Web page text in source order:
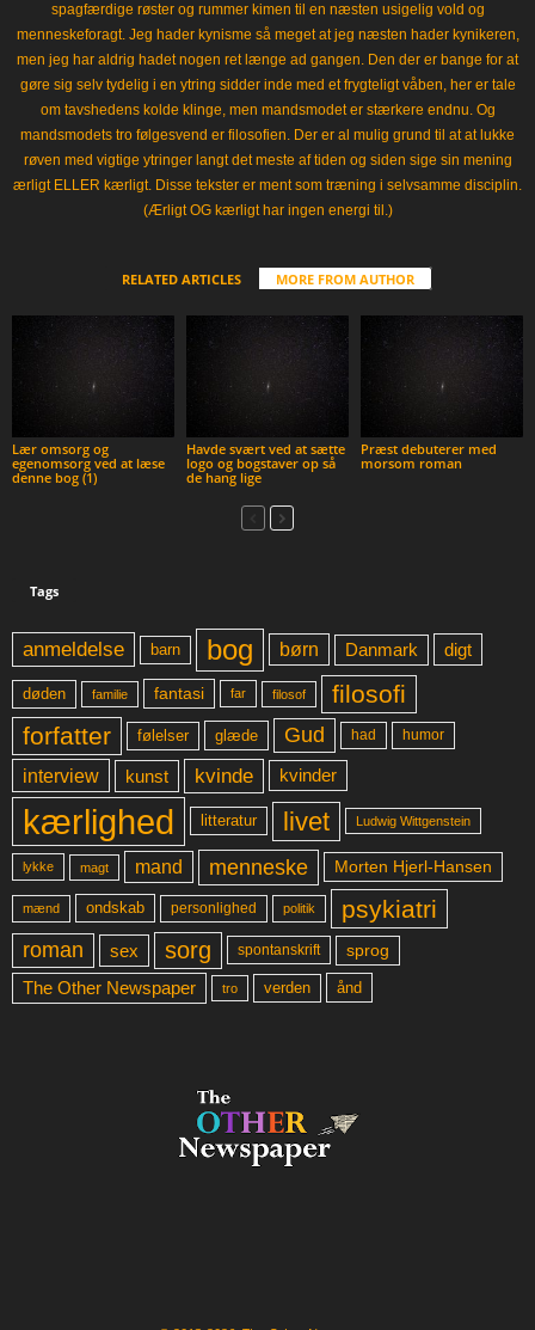
spagfærdige røster og rummer kimen til en næsten usigelig vold og
menneskeforagt. Jeg hader kynisme så meget at jeg næsten hader kynikeren,
men jeg har aldrig hadet nogen ret længe ad gangen. Den der er bange for at
gøre sig selv tydelig i en ytring sidder inde med et frygteligt våben, her er tale
om tavshedens kolde klinge, men mandsmodet er stærkere endnu. Og
mandsmodets tro følgesvend er filosofien. Der er al mulig grund til at at lukke
røven med vigtige ytringer langt det meste af tiden og siden sige sin mening
ærligt ELLER kærligt. Disse tekster er ment som træning i selvsamme disciplin.
(Ærligt OG kærligt har ingen energi til.)
RELATED ARTICLES MORE FROM AUTHOR
Lær omsorg og
egenomsorg ved at læse
denne bog (1)
Havde svært ved at sætte
logo og bogstaver op så
de hang lige
Præst debuterer med
morsom roman
Tags
anmeldelse barn bog børn Danmark digt
døden familie fantasi far filosof
filosofi
forfatter
følelser glæde Gud had humor
interview kunst kvinde kvinder
kærlighed litteratur livet Ludwig Wittgenstein
lykke magt mand menneske Morten Hjerl-Hansen
mænd ondskab personlighed politik psykiatri
roman sex sorg spontanskrift sprog
The Other Newspaper tro verden ånd